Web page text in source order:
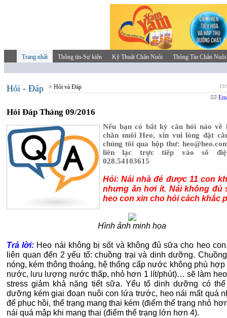
Trang nhất Thông tin-Sự kiện Kỹ Thuật Chăn Nuôi Thông Tin Chăn Nuôi
Hỏi - Đáp > Hỏi và Đáp
Hỏi Đáp Tháng 09/2016
Nếu bạn có bất kỳ câu hỏi nào về
chăn nuôi Heo, xin vui lòng đặt
chúng tôi qua hộp thư:
liên lạc trực tiếp vào số
028.54103615
Hỏi: Nái nhà đẻ được 11 con
nhưng ăn hơi ít. Nái không đủ
heo con xin cho hỏi cách khắc
Hình ảnh minh họa
Trả lời: Heo nái không bị sốt và không đủ sữa cho heo
liên quan đến 2 yếu tố: chuồng trại và dinh dưỡng.
nóng, kém thông thoáng, hệ thống cấp nước không phù hợp
nước, lưu lượng nước thấp, nhỏ hơn 1 lít/phút)… sẽ làm
stress giảm khả năng tiết sữa. Yếu tố dinh dưỡng có
dưỡng kém giai đoạn nuôi con lứa trước, heo nái mất quá
để phục hồi, thể trạng mang thai kém (điểm thể trạng nhỏ
nái quá mập khi mang thai (điểm thể trạng lớn hơn 4).